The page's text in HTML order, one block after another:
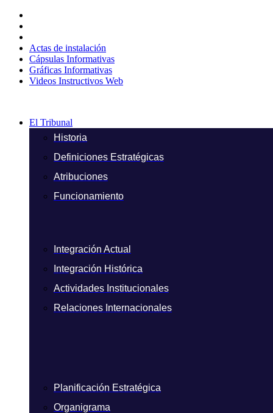
contenido
Actas de instalación
Cápsulas Informativas
Gráficas Informativas
Videos Instructivos Web
El Tribunal
Historia
Definiciones Estratégicas
Atribuciones
Funcionamiento
Integración Actual
Integración Histórica
Actividades Institucionales
Relaciones Internacionales
Planificación Estratégica
Organigrama